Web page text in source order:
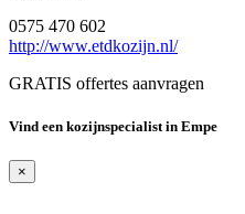
0575 470 602
http://www.etdkozijn.nl/
GRATIS offertes aanvragen
Vind een kozijnspecialist in Empe
×